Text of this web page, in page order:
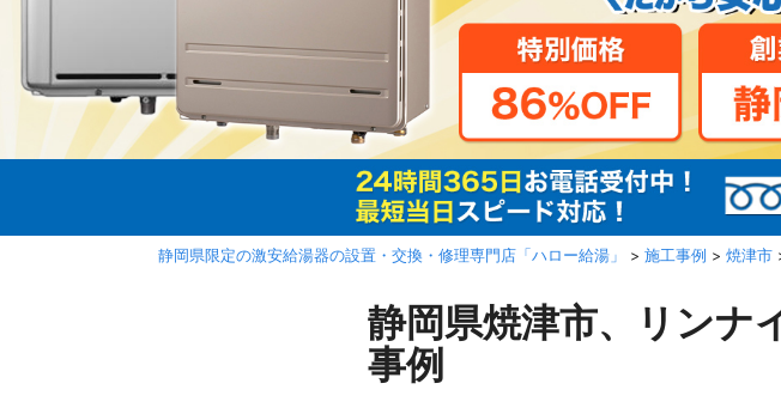
静岡県限定の激安給湯器の設置・交換・修理専門店「ハロー給湯」 > 施工事例 > 焼津市
静岡県焼津市、リン
事例